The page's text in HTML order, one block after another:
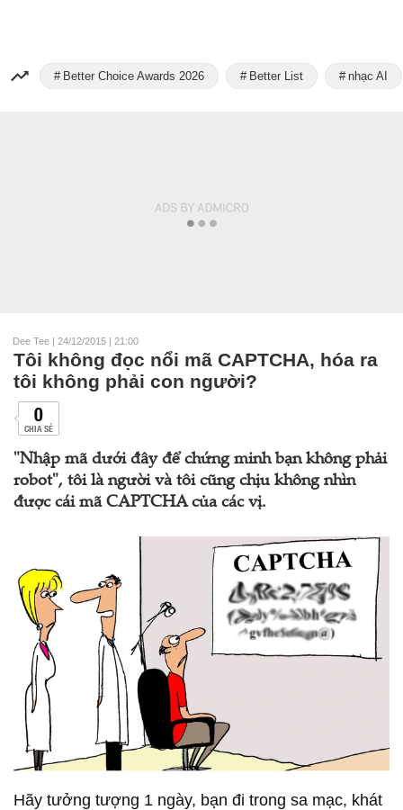
Better Choice Awards 2026 Better List nhạc AI
Dee Tee | 24/12/2015 | 21:00
Tôi không đọc nổi mã CAPTCHA, hóa ra
tôi không phải con người?
0
CHIA SẺ
"Nhập mã dưới đây để chứng minh bạn không phải
robot", tôi là người và tôi cũng chịu không nhìn
được cái mã CAPTCHA của các vị.
Hãy tưởng tượng 1 ngày, bạn đi trong sa mạc, khát